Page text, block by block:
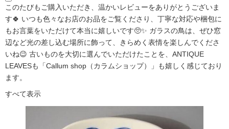
このたびもご購入いただき、温かいレビューをありがとうございま
す🍀 いつも色々なお店のお品をご覧くださり、丁寧な対応や梱包に
もお言葉をいただけて本当に嬉しいです🥺✨ ガラスの鳥は、ぜひ窓
辺など光の差し込む場所に飾って、きらめく表情を楽しんでくださ
いね😉 古いものを大切に選んでいただけたことを、ANTIQUE
LEAVESも「Callum shop（カラムショップ）」も嬉しく感じており
ます。
すべて表示